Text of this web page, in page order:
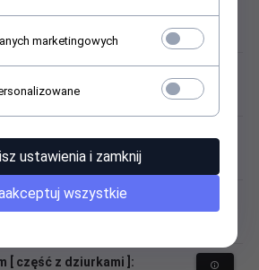
[ część z dziurkami ]:
marketingowych
ustawienia i zamknij
wszystkie